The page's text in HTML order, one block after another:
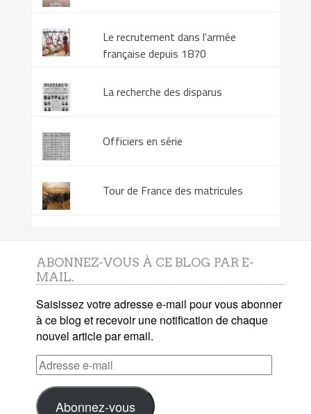
Le recrutement dans l'armée
française depuis 1870
La recherche des disparus
Officiers en série
Tour de France des matricules
ABONNEZ-VOUS À CE BLOG PAR E-
MAIL.
Saisissez votre adresse e-mail pour vous abonner
à ce blog et recevoir une notification de chaque
nouvel article par email.
Adresse
e-
mail
Abonnez-vous